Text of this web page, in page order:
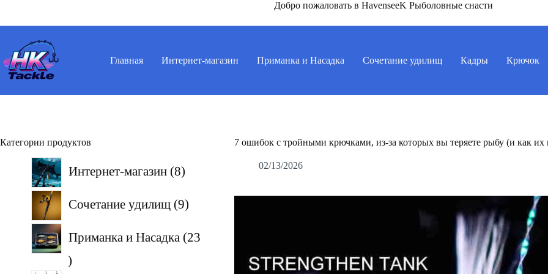
сути
Добро пожаловать в HavenseeK Рыболовные снасти
Главная Интернет-магазин Приманка и Насадка Сочетание удилищ Кадры Крючок
7 ошибок с тройными крючками, из-за которых вы теряете рыбу (и как их
02/13/2026
Категории продуктов
Интернет-магазин 8
8
товаров
Сочетание удилищ 9
9
товаров
Приманка и Насадка 23
23